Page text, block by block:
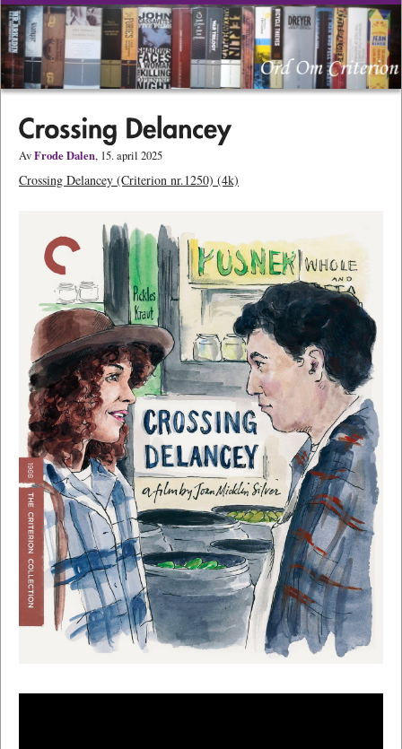
AvFrode Dalen, 15. april 2025
Crossing Delancey (Criterion nr.1250) (4k)